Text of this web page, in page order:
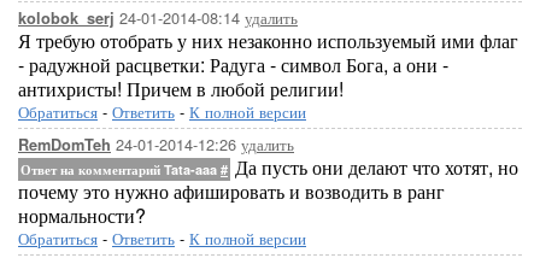
kolobok_serj 24-01-2014-08:14 удалить
Я требую отобрать у них незаконно используемый ими флаг
- радужной расцветки: Радуга - символ Бога, а они -
антихристы! Причем в любой религии!
Обратиться - Ответить - К полной версии
RemDomTeh 24-01-2014-12:26 удалить
Ответ на комментарий Tata-aaa # Да пусть они делают что хотят, но
почему это нужно афишировать и возводить в ранг
нормальности?
Обратиться - Ответить - К полной версии